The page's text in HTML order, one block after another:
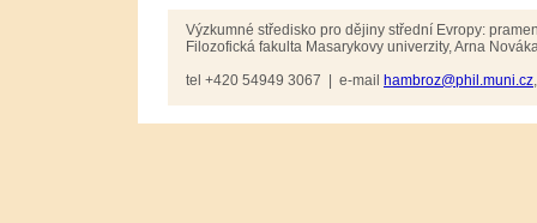
Výzkumné středisko pro dějiny střední Evropy:
Filozofická fakulta Masarykovy univerzity, Arna
tel +420 54949 3067 | e-mail hambroz@phil.muni.cz